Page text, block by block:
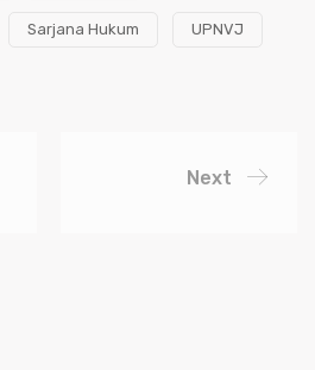
Sarjana Hukum UPNVJ
Next